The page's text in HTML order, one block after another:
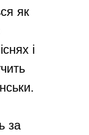
як
і
за